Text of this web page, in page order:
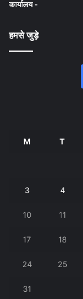
कार्यालय -
हमसे जुड़े
M T
3 4
10 11
17 18
24 25
31